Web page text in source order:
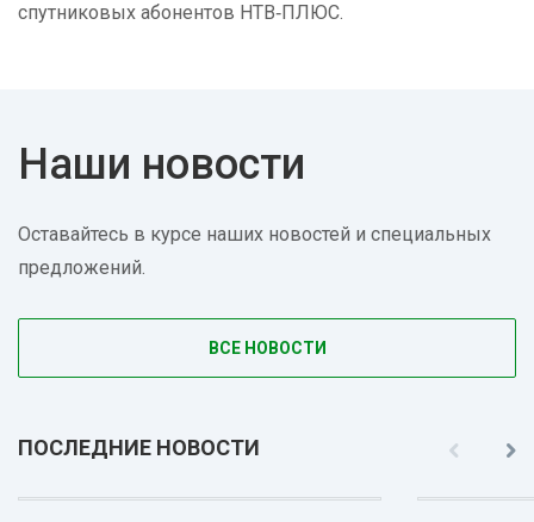
спутниковых абонентов НТВ‑ПЛЮС.
Наши новости
Оставайтесь в курсе наших новостей и специальных
предложений.
ВСЕ НОВОСТИ
ПОСЛЕДНИЕ НОВОСТИ